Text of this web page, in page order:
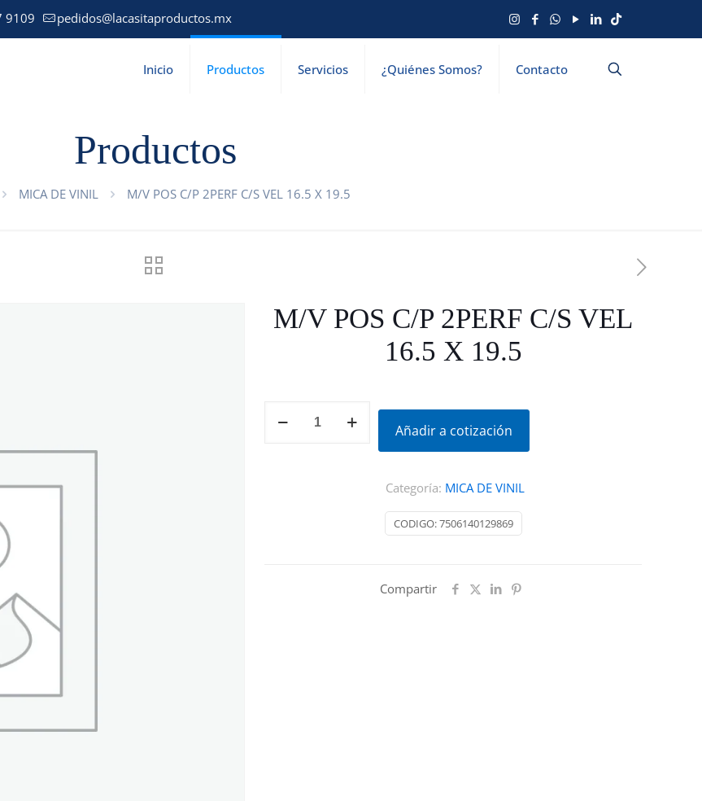
9109 pedidos@lacasitaproductos.mx
Inicio Productos Servicios ¿Quiénes Somos? Contacto
Productos
MICA DE VINIL M/V POS C/P 2PERF C/S VEL 16.5 X 19.5
M/V POS C/P 2PERF C/S VEL
16.5 X 19.5
Añadir a cotización
CODIGO:7506140129869
Categoría: MICA DE VINIL
Compartir